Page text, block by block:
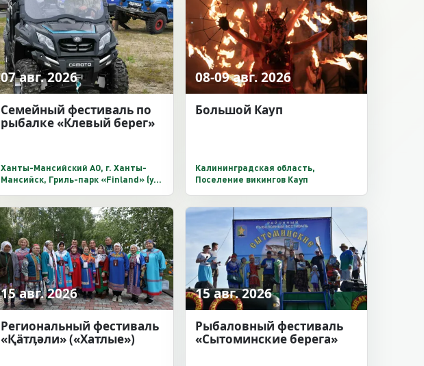
07 авг. 2026
Семейный фестиваль по
рыбалке «Клевый берег»
Ханты-Мансийский АО, г. Ханты-
Мансийск, Гриль-парк «Finland» (ул.
08-09 авг. 2026
Большой Кауп
Калининградская область,
Поселение викингов Кауп
15 авг. 2026
Региональный фестиваль
«Қӓтӆәли» («Хатлые»)
15 авг. 2026
Рыбаловный фестиваль
«Сытоминские берега»